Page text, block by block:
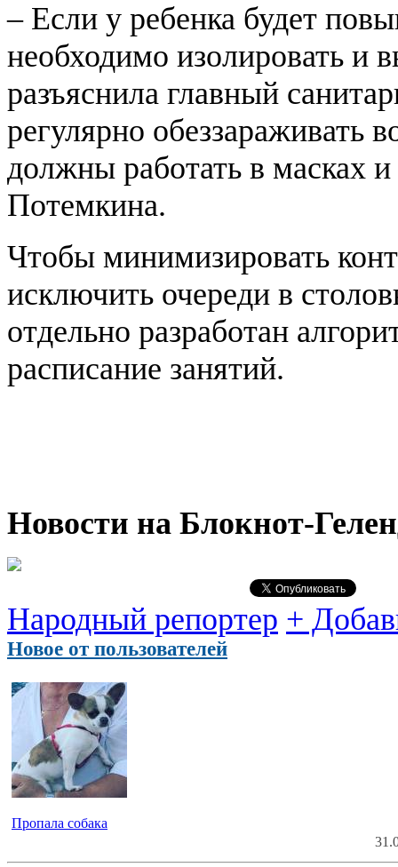
– Если у ребенка будет
необходимо изолировать и
разъяснила главный
регулярно обеззараживать
должны работать в масках
Потемкина.
Чтобы минимизировать
исключить очереди в
отдельно разработан
расписание занятий.
Новости на Блoкнoт-
Народный репортер +
Новое от пользователей
Пропала собака